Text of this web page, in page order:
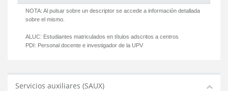
NOTA: Al pulsar sobre un descriptor se accede a información detallada
sobre el mismo.
ALUC: Estudiantes matriculados en títulos adscritos a centros
PDI: Personal docente e investigador de la UPV
Servicios auxiliares (SAUX)